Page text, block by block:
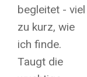
begleitet - viel
zu kurz, wie
ich finde.
Taugt die